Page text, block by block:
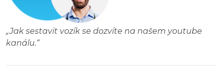
„Jak sestavit vozík se dozvíte na našem youtube
kanálu.“